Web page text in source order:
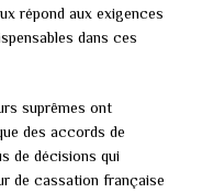
répond aux exigences
dans ces
suprêmes ont
des accords de
de décisions qui
de cassation française